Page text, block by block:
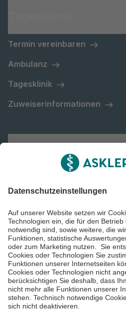
Termin vereinbaren
Ambulanz
Tagesklinik
Zuweiserinformationen
Impressum